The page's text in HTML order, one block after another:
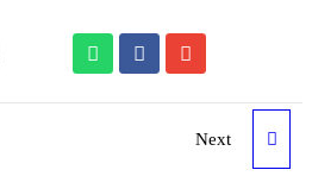
PACK CARGADOR USB-C
Next